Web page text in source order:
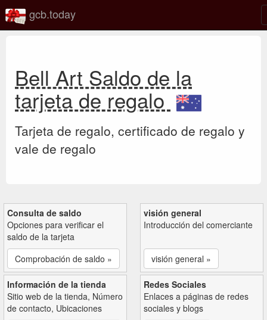
gcb.today
Bell Art Saldo de la
tarjeta de regalo
Tarjeta de regalo, certificado de regalo y
vale de regalo
Consulta de saldo
Opciones para verificar el
saldo de la tarjeta
Comprobación de saldo »
visión general
Introducción del comerciante
visión general »
Información de la tienda
Sitio web de la tienda, Número
de contacto, Ubicaciones
Redes Sociales
Enlaces a páginas de redes
sociales y blogs